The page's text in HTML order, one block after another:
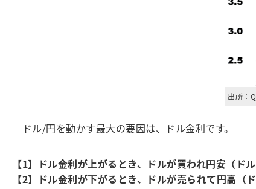
出所：
ドル/円を動かす最大の要因は、ドル金利です。
【1】ドル金利が上がるとき、ドルが買われ円安（ドル
【2】ドル金利が下がるとき、ドルが売られて円高（